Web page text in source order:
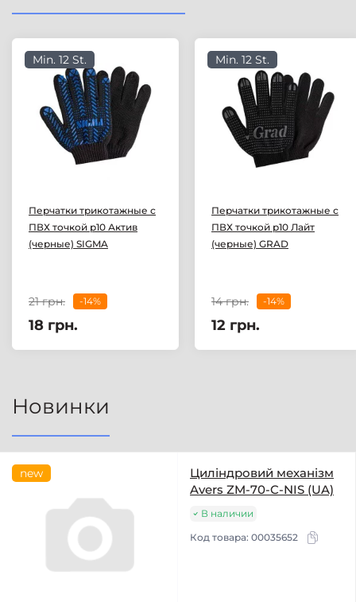
Min. 12 St.
Перчатки трикотажные с
ПВХ точкой р10 Актив
(черные) SIGMA
21 грн. -14%
18 грн.
Min. 12 St.
Перчатки трикотажные с
ПВХ точкой р10 Лайт
(черные) GRAD
14 грн. -14%
12 грн.
Новинки
new
Циліндровий механізм
Avers ZM-70-C-NIS (UA)
В наличии
Код товара: 00035652